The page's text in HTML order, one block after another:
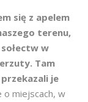
się z apelem
terenu,
w
Tam
je
o miejscach, w